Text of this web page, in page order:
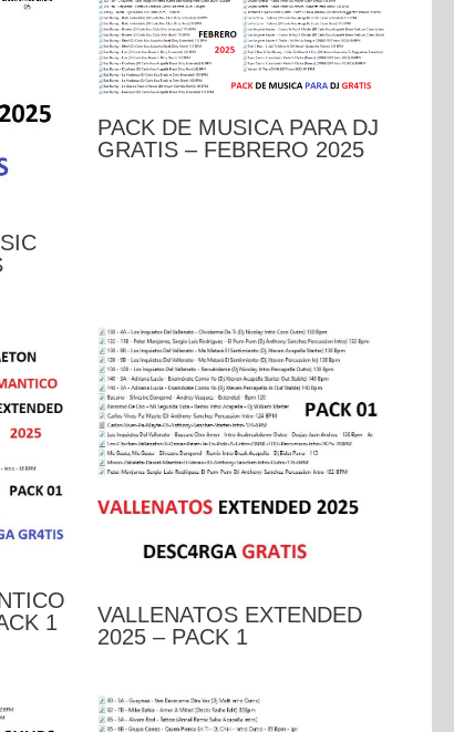
PACK DE MUSICA PARA DJ
GRATIS – FEBRERO 2025
1
VALLENATOS EXTENDED
2025 – PACK 1